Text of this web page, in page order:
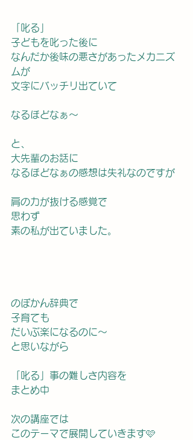
「叱る」
子どもを叱った後に
なんだか後味の悪さがあったメカニズ
ムが
文字にバッチリ出ていて
なるほどなぁ〜
と、
大先輩のお話に
なるほどなぁの感想は失礼なのですが
肩の力が抜ける感覚で
思わず
素の私が出ていました。
のぼかん辞典で
子育ても
だいぶ楽になるのに〜
と思いながら
「叱る」事の難しさ内容を
まとめ中
次の講座では
このテーマで展開していきます🩷